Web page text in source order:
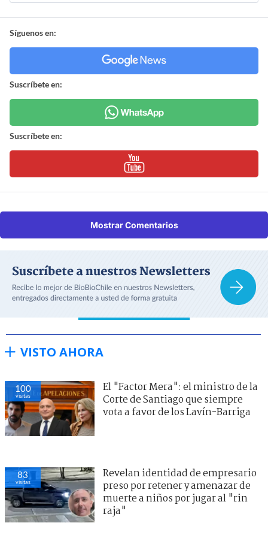
Síguenos en:
Suscríbete en:
Suscríbete en:
Mostrar Comentarios
VISTO AHORA
100
visitas
El "Factor Mera": el ministro de la
Corte de Santiago que siempre
vota a favor de los Lavín-Barriga
83
visitas
Revelan identidad de empresario
preso por retener y amenazar de
muerte a niños por jugar al "rin
raja"